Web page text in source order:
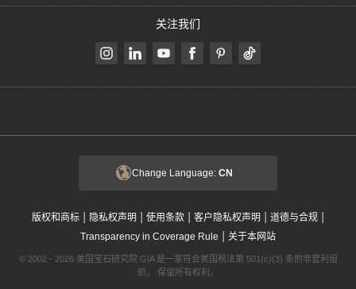
关注我们
Change Language: CN
版权和商标 | 隐私权声明 | 使用条款 | 客户隐私权声明 | 道德与合规 |
Transparency in Coverage Rule | 关于本网站
© 2002 - 2026 美国宝石研究院 GIA 是一家符合美国税法第 501(c)(3) 条的非营利组
织。 保留所有权利。